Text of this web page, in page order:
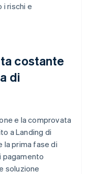
i rischi e
costante
di
e la comprovata
a Landing di
la prima fase di
pagamento
soluzione